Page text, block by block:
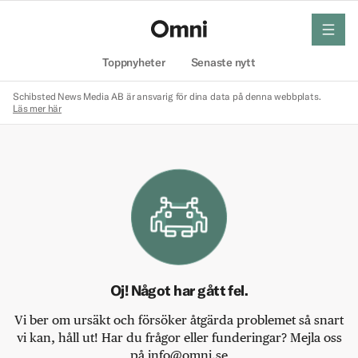
Toppnyheter Senaste nytt
meny
Schibsted News Media AB är ansvarig för dina data på denna webbplats.
Läs mer här
Oj! Något har gått fel.
Vi ber om ursäkt och försöker åtgärda problemet så snart
vi kan, håll ut! Har du frågor eller funderingar? Mejla oss